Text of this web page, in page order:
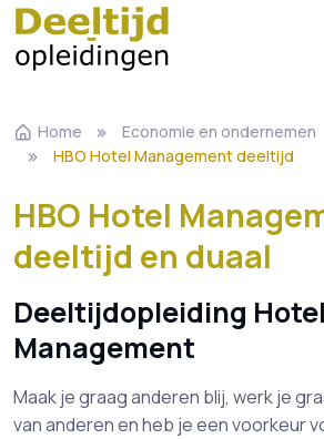
Home
Economie en ondernemen
HBO Hotel Management deeltijd
HBO Hotel
deeltijd en duaal
Deeltijdopleiding Hotel
Management
Maak je graag anderen blij, werk je
van anderen en heb je een voorkeur